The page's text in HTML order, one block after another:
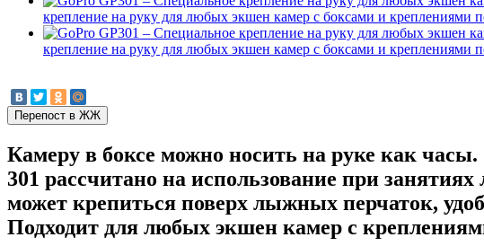
крепление на руку для любых экшен камер с боксами и креплениями
крепление на руку для любых экшен камер с боксами и креплениями
Камеру в боксе можно носить на руке как
301 рассчитано на использование при
может крепиться поверх лыжных перчаток,
Подходит для любых экшен камер с